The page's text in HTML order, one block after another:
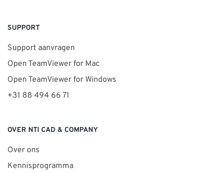
SUPPORT
Support aanvragen
Open TeamViewer for Mac
Open TeamViewer for Windows
+31 88 494 66 71
OVER NTI CAD & COMPANY
Over ons
Kennisprogramma